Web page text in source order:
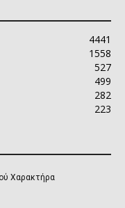
4441
1558
527
499
282
223
Χαρακτήρα